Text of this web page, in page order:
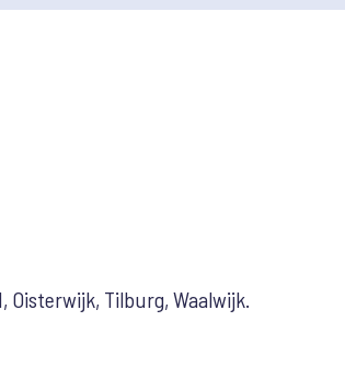
Oisterwijk, Tilburg, Waalwijk.